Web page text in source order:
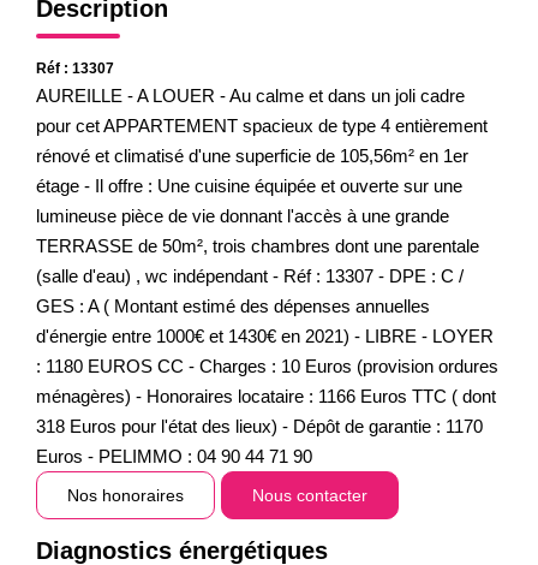
Description
Réf : 13307
AUREILLE - A LOUER - Au calme et dans un joli cadre
pour cet APPARTEMENT spacieux de type 4 entièrement
rénové et climatisé d'une superficie de 105,56m² en 1er
étage - Il offre : Une cuisine équipée et ouverte sur une
lumineuse pièce de vie donnant l'accès à une grande
TERRASSE de 50m², trois chambres dont une parentale
(salle d'eau) , wc indépendant - Réf : 13307 - DPE : C /
GES : A ( Montant estimé des dépenses annuelles
d'énergie entre 1000€ et 1430€ en 2021) - LIBRE - LOYER
: 1180 EUROS CC - Charges : 10 Euros (provision ordures
ménagères) - Honoraires locataire : 1166 Euros TTC ( dont
318 Euros pour l'état des lieux) - Dépôt de garantie : 1170
Euros - PELIMMO : 04 90 44 71 90
Nos honoraires Nous contacter
Diagnostics énergétiques